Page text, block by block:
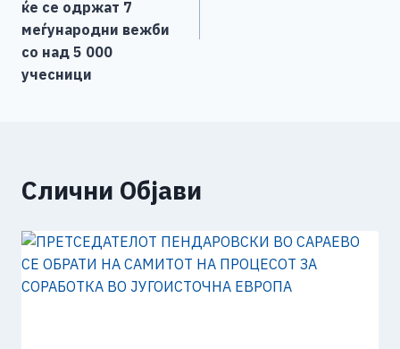
k
ќе се одржат 7
меѓународни вежби
со над 5 000
учесници
Слични Објави